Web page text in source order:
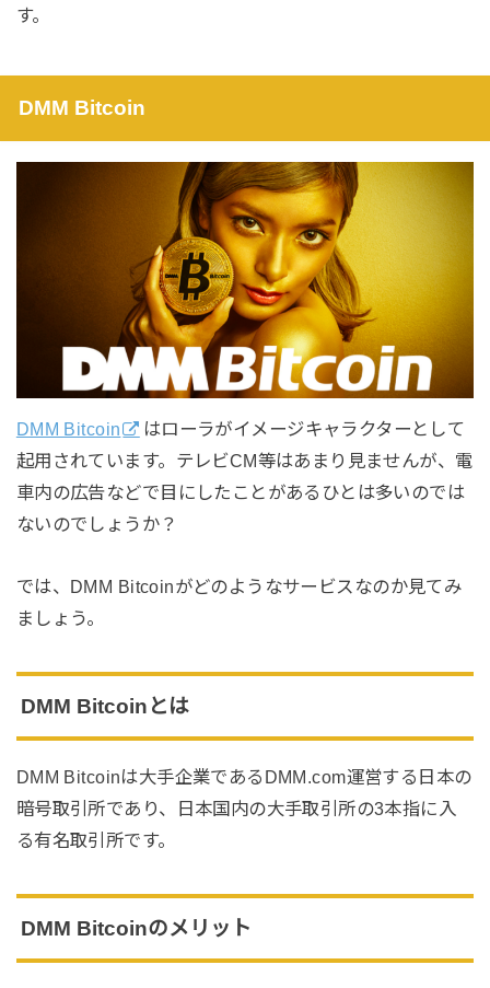
す。
DMM Bitcoin
DMM Bitcoin
はローラがイメージキャラクターとして
起用されています。テレビCM等はあまり見ませんが、電
車内の広告などで目にしたことがあるひとは多いのでは
ないのでしょうか？
では、DMM Bitcoinがどのようなサービスなのか見てみ
ましょう。
DMM Bitcoinとは
DMM Bitcoinは大手企業であるDMM.com運営する日本の
暗号取引所であり、日本国内の大手取引所の3本指に入
る有名取引所です。
DMM Bitcoinのメリット